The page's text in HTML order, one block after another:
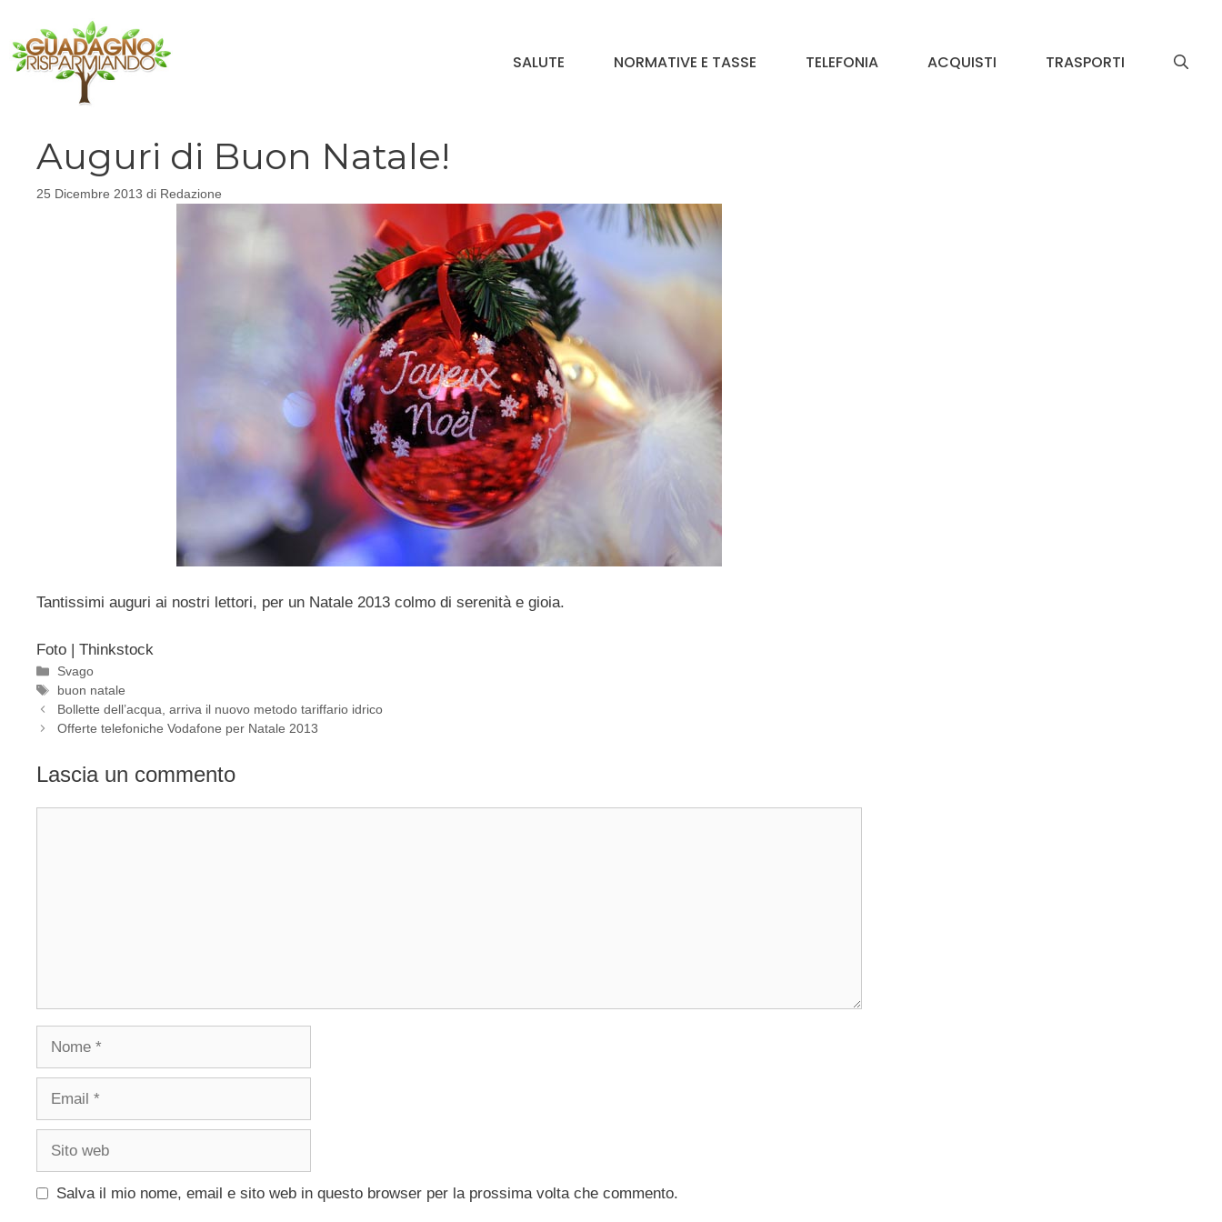
contenuto
SALUTE NORMATIVE E TASSE TELEFONIA ACQUISTI TRASPORTI
Auguri di Buon Natale!
25 Dicembre 2013 di Redazione
Tantissimi auguri ai nostri lettori, per un Natale 2013 colmo di serenità e gioia.
Foto | Thinkstock
Categorie
Svago
Tag
buon natale
Bollette dell’acqua, arriva il nuovo metodo tariffario idrico
Offerte telefoniche Vodafone per Natale 2013
Lascia un commento
Salva il mio nome, email e sito web in questo browser per la prossima volta che commento.